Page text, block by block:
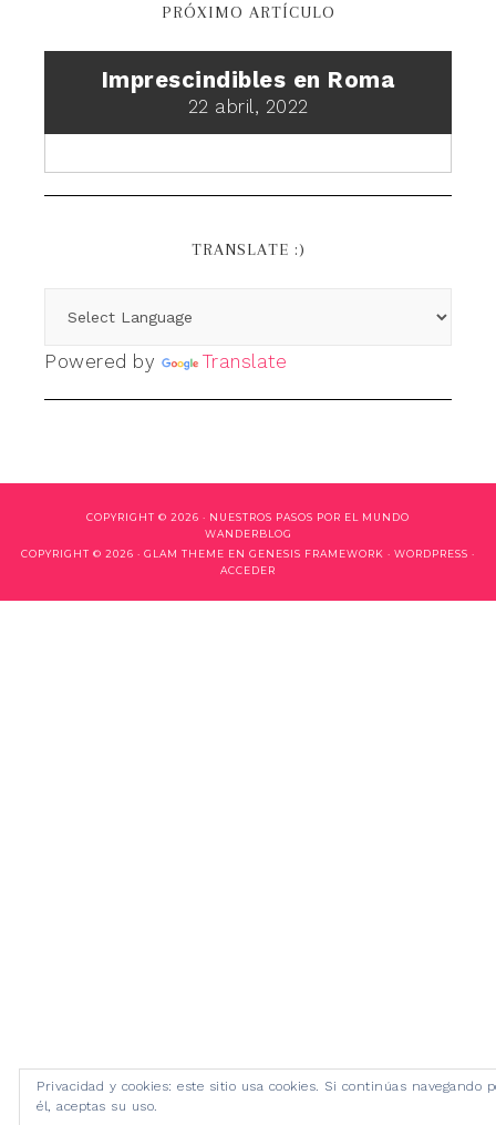
PRÓXIMO ARTÍCULO
Imprescindibles en Roma
22 abril, 2022
TRANSLATE :)
Powered by Translate
COPYRIGHT © 2026 · NUESTROS PASOS POR EL MUNDO
WANDERBLOG
COPYRIGHT © 2026 · GLAM THEME EN GENESIS FRAMEWORK · WORDPRESS ·
ACCEDER
Privacidad y cookies: este sitio usa cookies. Si continúas navegando
él, aceptas su uso.